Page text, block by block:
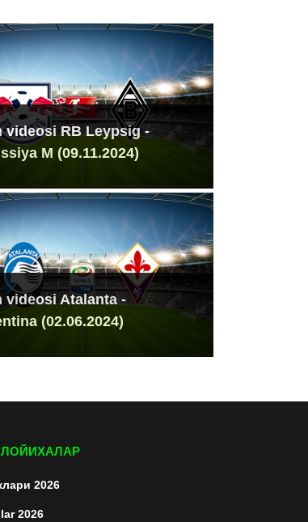
videosi RB Leypsig -
M (09.11.2024)
videosi Atalanta -
(02.06.2024)
2026
2026